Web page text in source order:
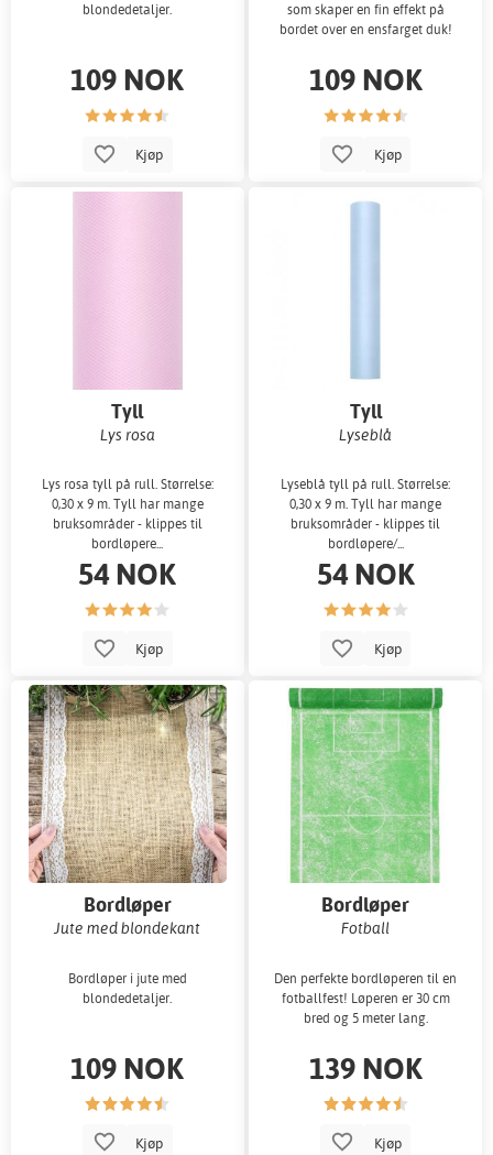
blondedetaljer.
109 NOK
Kjøp
som skaper en fin effekt på
bordet over en ensfarget duk!
109 NOK
Kjøp
Tyll
Lys rosa
Lys rosa tyll på rull. Størrelse:
0,30 x 9 m. Tyll har mange
bruksområder - klippes til
bordløpere...
54 NOK
Kjøp
Tyll
Lyseblå
Lyseblå tyll på rull. Størrelse:
0,30 x 9 m. Tyll har mange
bruksområder - klippes til
bordløpere/...
54 NOK
Kjøp
Bordløper
Jute med blondekant
Bordløper i jute med
blondedetaljer.
109 NOK
Kjøp
Bordløper
Fotball
Den perfekte bordløperen til en
fotballfest! Løperen er 30 cm
bred og 5 meter lang.
139 NOK
Kjøp